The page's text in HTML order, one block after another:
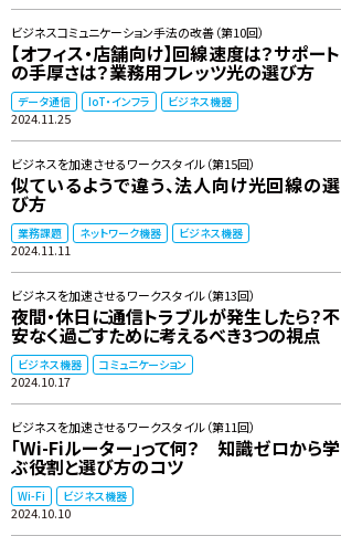
ビジネスコミュニケーション手法の改善（第10回）
【オフィス・店舗向け】回線速度は？サポート
の手厚さは？業務用フレッツ光の選び方
データ通信 IoT・インフラ ビジネス機器
2024.11.25
ビジネスを加速させるワークスタイル（第15回）
似ているようで違う、法人向け光回線の選
び方
業務課題 ネットワーク機器 ビジネス機器
2024.11.11
ビジネスを加速させるワークスタイル（第13回）
夜間・休日に通信トラブルが発生したら？不
安なく過ごすために考えるべき3つの視点
ビジネス機器 コミュニケーション
2024.10.17
ビジネスを加速させるワークスタイル（第11回）
「Wi-Fiルーター」って何？ 知識ゼロから学
ぶ役割と選び方のコツ
Wi-Fi ビジネス機器
2024.10.10